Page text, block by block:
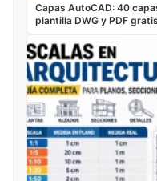
Capas AutoCAD: 40
plantilla DWG y PDF gratis